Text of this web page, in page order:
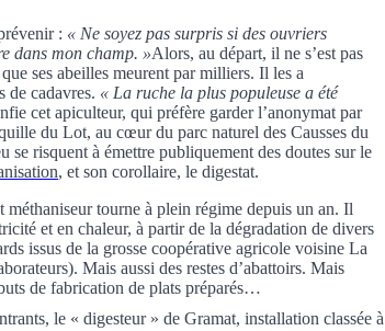
: « Ne soyez pas surpris si des ouvriers
dans mon champ. »Alors, au départ, il ne s’est pas
ses abeilles meurent par milliers. Il les a
de cadavres. « La ruche la plus populeuse a été
cet apiculteur, qui préfère garder l’anonymat par
du Lot, au cœur du parc naturel des Causses du
se risquent à émettre publiquement des doutes sur le
, et son corollaire, le digestat.
méthaniseur tourne à plein régime depuis un an. Il
et en chaleur, à partir de la dégradation de divers
issus de la grosse coopérative agricole voisine La
Mais aussi des restes d’abattoirs. Mais
de fabrication de plats préparés…
le « digesteur » de Gramat, installation classée à